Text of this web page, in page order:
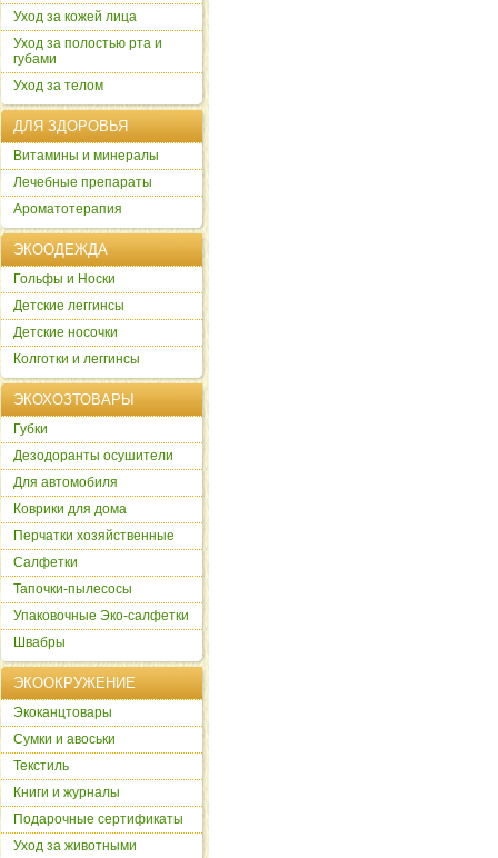
Уход за кожей лица
Уход за полостью рта и
губами
Уход за телом
ДЛЯ ЗДОРОВЬЯ
Витамины и минералы
Лечебные препараты
Ароматотерапия
ЭКООДЕЖДА
Гольфы и Носки
Детские леггинсы
Детские носочки
Колготки и леггинсы
ЭКОХОЗТОВАРЫ
Губки
Дезодоранты осушители
Для автомобиля
Коврики для дома
Перчатки хозяйственные
Салфетки
Тапочки-пылесосы
Упаковочные Эко-салфетки
Швабры
ЭКООКРУЖЕНИЕ
Экоканцтовары
Сумки и авоськи
Текстиль
Книги и журналы
Подарочные сертификаты
Уход за животными